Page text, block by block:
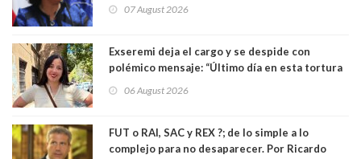
07 August 2026
Exseremi deja el cargo y se despide con
polémico mensaje: “Último día en esta tortura
06 August 2026
FUT o RAI, SAC y REX ?; de lo simple a lo
complejo para no desaparecer. Por Ricardo